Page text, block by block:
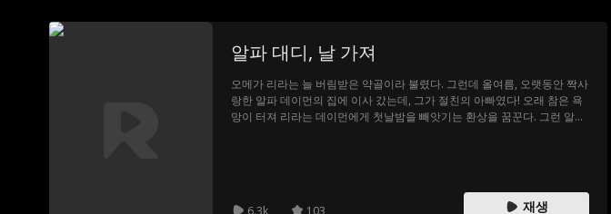
알파 대디, 날 가져
오메가 리라는 늘 버림받은 약골이라 불렸다. 그런데 올여름, 오랫동안 짝사
랑한 알파 데이먼의 집에 이사 갔는데, 그가 절친의 아빠였다! 오래 참은 욕
망이 터져 리라는 데이먼에게 첫날밤을 빼앗기는 환상을 꿈꾼다. 그런 알파
6.3k 103 재생